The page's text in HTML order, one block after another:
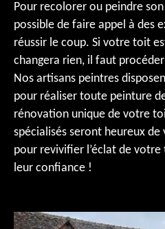
Pour recolorer ou peindre
possible de faire appel à des
réussir le coup. Si votre toit
changera rien, il faut
Nos artisans peintres
pour réaliser toute peinture
rénovation unique de votre
spécialisés seront heureux de
pour revivifier l’éclat de
leur confiance !